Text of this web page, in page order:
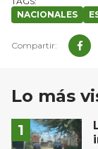
NACIONALES
Lo más